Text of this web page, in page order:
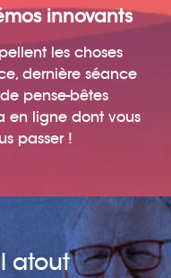
innovants
les choses
dernière séance
pense-bêtes
en ligne dont vous
passer !
atout